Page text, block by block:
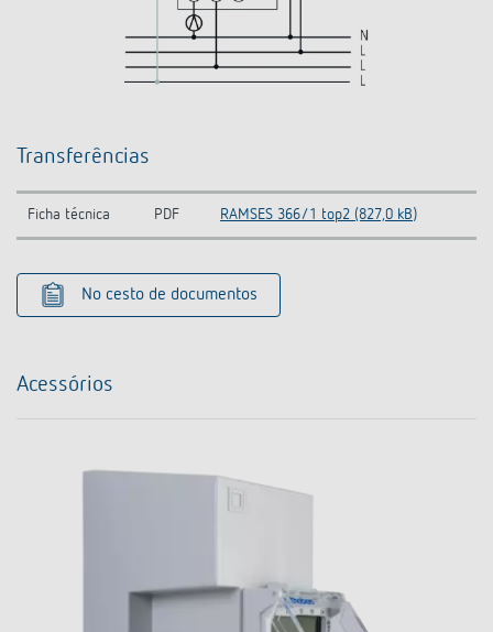
Transferências
Ficha técnica PDF RAMSES 366/1 top2 (827,0 kB)
No cesto de documentos
Acessórios